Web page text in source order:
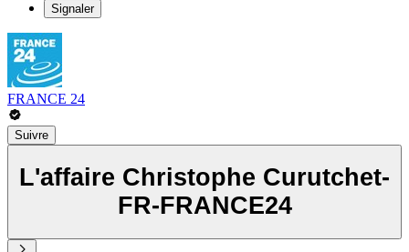
Signaler
FRANCE 24
Suivre
L'affaire Christophe Curutchet-
FR-FRANCE24